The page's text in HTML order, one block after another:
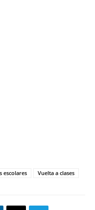
escolares Vuelta a clases